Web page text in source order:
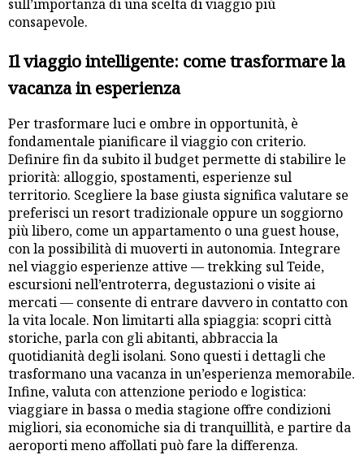
sull’importanza di una scelta di viaggio più
consapevole.
Il viaggio intelligente: come trasformare la
vacanza in esperienza
Per trasformare luci e ombre in opportunità, è
fondamentale pianificare il viaggio con criterio.
Definire fin da subito il budget permette di stabilire le
priorità: alloggio, spostamenti, esperienze sul
territorio. Scegliere la base giusta significa valutare se
preferisci un resort tradizionale oppure un soggiorno
più libero, come un appartamento o una guest house,
con la possibilità di muoverti in autonomia. Integrare
nel viaggio esperienze attive — trekking sul Teide,
escursioni nell’entroterra, degustazioni o visite ai
mercati — consente di entrare davvero in contatto con
la vita locale. Non limitarti alla spiaggia: scopri città
storiche, parla con gli abitanti, abbraccia la
quotidianità degli isolani. Sono questi i dettagli che
trasformano una vacanza in un’esperienza memorabile.
Infine, valuta con attenzione periodo e logistica:
viaggiare in bassa o media stagione offre condizioni
migliori, sia economiche sia di tranquillità, e partire da
aeroporti meno affollati può fare la differenza.